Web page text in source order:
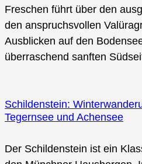
Freschen führt über den
den anspruchsvollen
Ausblicken auf den
überraschend sanften
Schildenstein:
Tegernsee und Achensee
Der Schildenstein ist ein